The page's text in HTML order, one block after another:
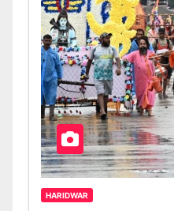
HARIDWAR